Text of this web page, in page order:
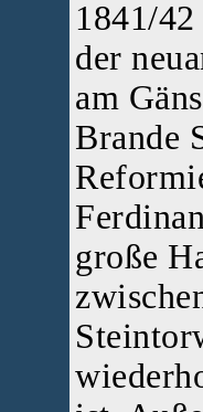
1841/
der
am
Brande
große